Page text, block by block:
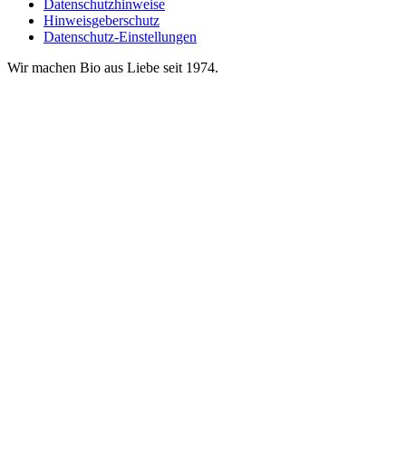
Datenschutzhinweise
Hinweisgeberschutz
Datenschutz-Einstellungen
Wir machen Bio aus Liebe seit 1974.